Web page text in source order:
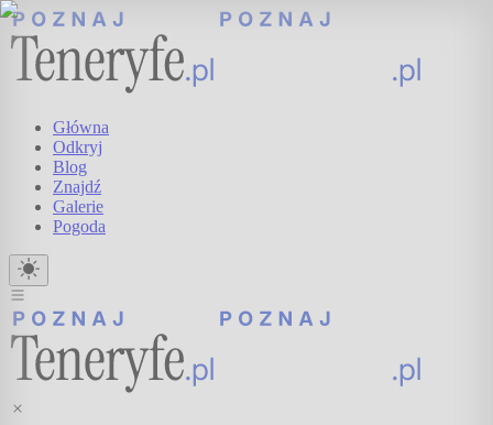
Główna
Odkryj
Blog
Znajdź
Galerie
Pogoda